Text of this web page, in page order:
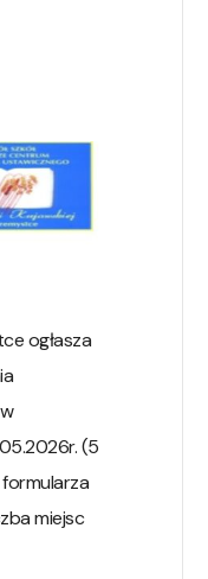
ogłasza
(5
miejsc